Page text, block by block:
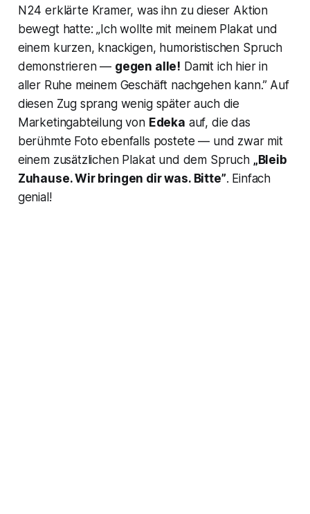
N24 erklärte Kramer, was ihn zu dieser Aktion
bewegt hatte: „Ich wollte mit meinem Plakat und
einem kurzen, knackigen, humoristischen Spruch
demonstrieren — gegen alle! Damit ich hier in
aller Ruhe meinem Geschäft nachgehen kann.” Auf
diesen Zug sprang wenig später auch die
Marketingabteilung von Edeka auf, die das
berühmte Foto ebenfalls postete — und zwar mit
einem zusätzlichen Plakat und dem Spruch „Bleib
Zuhause. Wir bringen dir was. Bitte”. Einfach
genial!